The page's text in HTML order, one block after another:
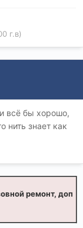
г.в)
всё бы хорошо,
нить знает как
ремонт, доп